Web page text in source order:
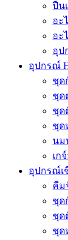
ปืน
อะ
อะ
อุป
อุปกรณ์
ชุด
ชุด
ชุด
ชุด
นม
เก
อุปกรณ์เ
คีม
ชุด
ชุด
ชุด